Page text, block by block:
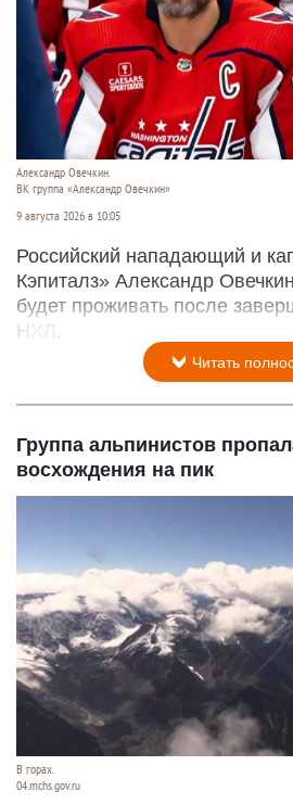
Александр Овечкин.
ВК группа «Александр Овечкин»
9 августа 2026 в 10:05
Российский нападающий и
Кэпиталз» Александр
будет проживать после
НХЛ,
Читать
Группа альпинистов
восхождения на пик
В горах.
04.mchs.gov.ru